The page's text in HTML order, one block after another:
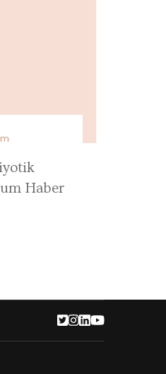
Haber